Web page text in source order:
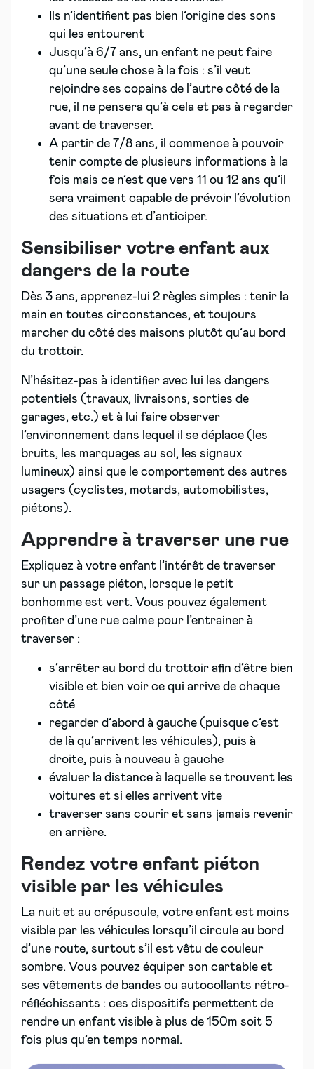
Ils n’identifient pas bien l’origine des sons
qui les entourent
Jusqu’à 6/7 ans, un enfant ne peut faire
qu’une seule chose à la fois : s’il veut
rejoindre ses copains de l’autre côté de la
rue, il ne pensera qu’à cela et pas à regarder
avant de traverser.
A partir de 7/8 ans, il commence à pouvoir
tenir compte de plusieurs informations à la
fois mais ce n’est que vers 11 ou 12 ans qu’il
sera vraiment capable de prévoir l’évolution
des situations et d’anticiper.
Sensibiliser votre enfant aux
dangers de la route
Dès 3 ans, apprenez-lui 2 règles simples : tenir la
main en toutes circonstances, et toujours
marcher du côté des maisons plutôt qu’au bord
du trottoir.
N’hésitez-pas à identifier avec lui les dangers
potentiels (travaux, livraisons, sorties de
garages, etc.) et à lui faire observer
l’environnement dans lequel il se déplace (les
bruits, les marquages au sol, les signaux
lumineux) ainsi que le comportement des autres
usagers (cyclistes, motards, automobilistes,
piétons).
Apprendre à traverser une rue
Expliquez à votre enfant l’intérêt de traverser
sur un passage piéton, lorsque le petit
bonhomme est vert. Vous pouvez également
profiter d’une rue calme pour l’entrainer à
traverser :
s’arrêter au bord du trottoir afin d’être bien
visible et bien voir ce qui arrive de chaque
côté
regarder d’abord à gauche (puisque c’est
de là qu’arrivent les véhicules), puis à
droite, puis à nouveau à gauche
évaluer la distance à laquelle se trouvent les
voitures et si elles arrivent vite
traverser sans courir et sans jamais revenir
en arrière.
Rendez votre enfant piéton
visible par les véhicules
La nuit et au crépuscule, votre enfant est moins
visible par les véhicules lorsqu’il circule au bord
d’une route, surtout s’il est vêtu de couleur
sombre. Vous pouvez équiper son cartable et
ses vêtements de bandes ou autocollants rétro-
réfléchissants : ces dispositifs permettent de
rendre un enfant visible à plus de 150m soit 5
fois plus qu’en temps normal.